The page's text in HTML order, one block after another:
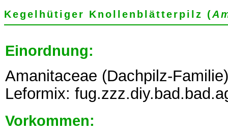
Kegelhütiger Knollenblätterpilz (
Einordnung:
Amanitaceae (Dachpilz-
Leformix:
Vorkommen: